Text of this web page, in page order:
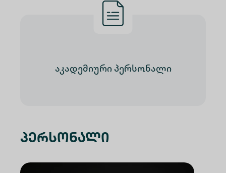
აკადემიური პერსონალი
პერსონალი